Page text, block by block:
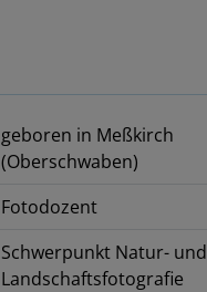
geboren in Meßkirch
(Oberschwaben)
Fotodozent
Schwerpunkt Natur- und
Landschaftsfotografie